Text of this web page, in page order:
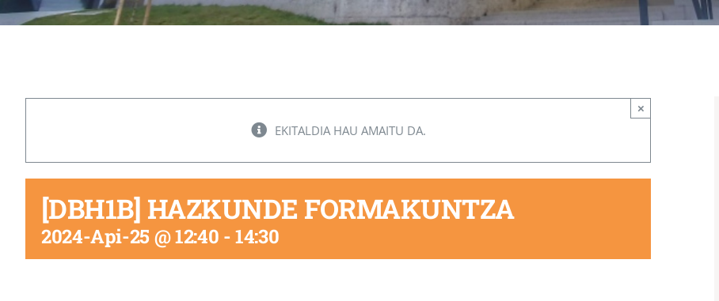
EKITALDIA HAU AMAITU DA.
×
[DBH1B] HAZKUNDE FORMAKUNTZA
2024-Api-25 @ 12:40 -14:30